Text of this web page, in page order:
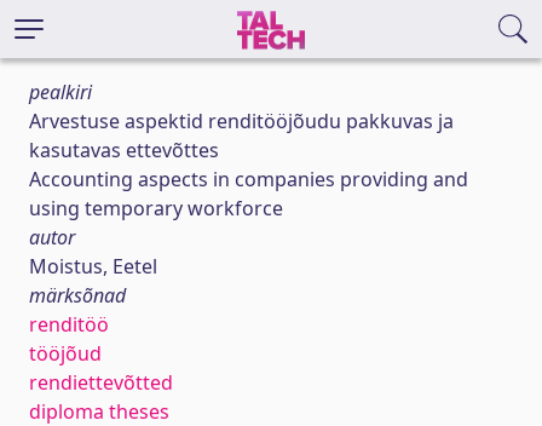
pealkiri
Arvestuse aspektid renditööjõudu pakkuvas ja
kasutavas ettevõttes
Accounting aspects in companies providing and
using temporary workforce
autor
Moistus, Eetel
märksõnad
renditöö
tööjõud
rendiettevõtted
diploma theses